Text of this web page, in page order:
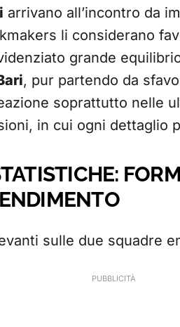
arrivano all’incontro da
li considerano
grande
, pur partendo da
soprattutto nelle
in cui ogni dettaglio
sulle due squadre